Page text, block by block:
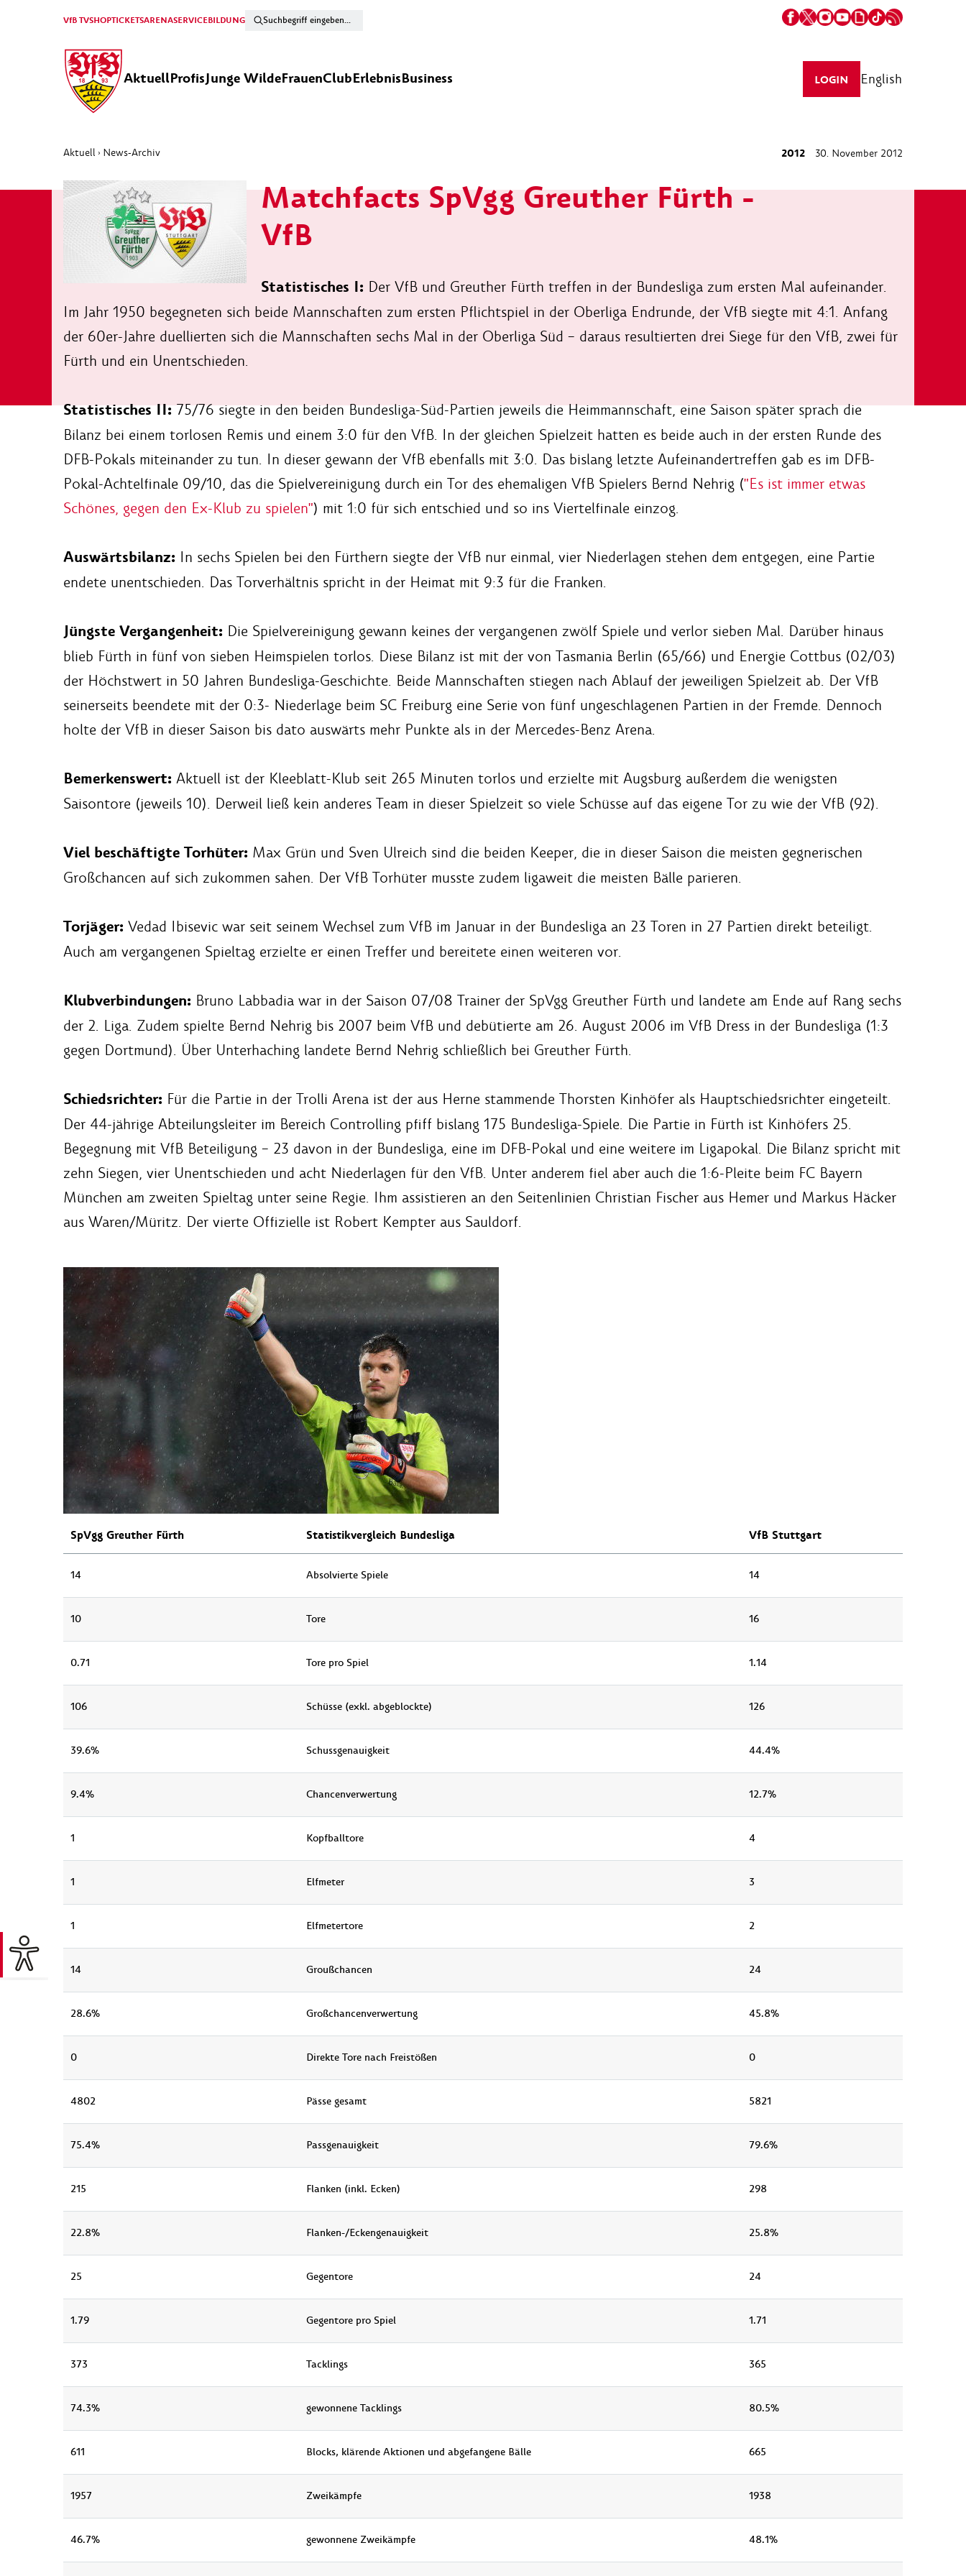
VfB TVSHOPTICKETSARENASERVICEBILDUNG
AktuellProfisJunge WildeFrauenClubErlebnisBusiness LOGIN English
Aktuell › News-Archiv 2012 30. November 2012
Matchfacts SpVgg Greuther Fürth -
VfB
Statistisches I: Der VfB und Greuther Fürth treffen in der Bundesliga zum ersten Mal aufeinander.
Im Jahr 1950 begegneten sich beide Mannschaften zum ersten Pflichtspiel in der Oberliga Endrunde, der VfB siegte mit 4:1. Anfang
der 60er-Jahre duellierten sich die Mannschaften sechs Mal in der Oberliga Süd – daraus resultierten drei Siege für den VfB, zwei für
Fürth und ein Unentschieden.
Statistisches II:75/76 siegte in den beiden Bundesliga-Süd-Partien jeweils die Heimmannschaft, eine Saison später sprach die
Bilanz bei einem torlosen Remis und einem 3:0 für den VfB. In der gleichen Spielzeit hatten es beide auch in der ersten Runde des
DFB-Pokals miteinander zu tun. In dieser gewann der VfB ebenfalls mit 3:0. Das bislang letzte Aufeinandertreffen gab es im DFB-
Pokal-Achtelfinale 09/10, das die Spielvereinigung durch ein Tor des ehemaligen VfB Spielers Bernd Nehrig ("Es ist immer etwas
Schönes, gegen den Ex-Klub zu spielen") mit 1:0 für sich entschied und so ins Viertelfinale einzog.
Auswärtsbilanz: In sechs Spielen bei den Fürthern siegte der VfB nur einmal, vier Niederlagen stehen dem entgegen, eine Partie
endete unentschieden. Das Torverhältnis spricht in der Heimat mit 9:3 für die Franken.
Jüngste Vergangenheit: Die Spielvereinigung gewann keines der vergangenen zwölf Spiele und verlor sieben Mal. Darüber hinaus
blieb Fürth in fünf von sieben Heimspielen torlos. Diese Bilanz ist mit der von Tasmania Berlin (65/66) und Energie Cottbus (02/03)
der Höchstwert in 50 Jahren Bundesliga-Geschichte. Beide Mannschaften stiegen nach Ablauf der jeweiligen Spielzeit ab. Der VfB
seinerseits beendete mit der 0:3- Niederlage beim SC Freiburg eine Serie von fünf ungeschlagenen Partien in der Fremde. Dennoch
holte der VfB in dieser Saison bis dato auswärts mehr Punkte als in der Mercedes-Benz Arena.
Bemerkenswert: Aktuell ist der Kleeblatt-Klub seit 265 Minuten torlos und erzielte mit Augsburg außerdem die wenigsten
Saisontore (jeweils 10). Derweil ließ kein anderes Team in dieser Spielzeit so viele Schüsse auf das eigene Tor zu wie der VfB (92).
Viel beschäftigte Torhüter: Max Grün und Sven Ulreich sind die beiden Keeper, die in dieser Saison die meisten gegnerischen
Großchancen auf sich zukommen sahen. Der VfB Torhüter musste zudem ligaweit die meisten Bälle parieren.
Torjäger: Vedad Ibisevic war seit seinem Wechsel zum VfB im Januar in der Bundesliga an 23 Toren in 27 Partien direkt beteiligt.
Auch am vergangenen Spieltag erzielte er einen Treffer und bereitete einen weiteren vor.
Klubverbindungen: Bruno Labbadia war in der Saison 07/08 Trainer der SpVgg Greuther Fürth und landete am Ende auf Rang sechs
der 2. Liga. Zudem spielte Bernd Nehrig bis 2007 beim VfB und debütierte am 26. August 2006 im VfB Dress in der Bundesliga (1:3
gegen Dortmund). Über Unterhaching landete Bernd Nehrig schließlich bei Greuther Fürth.
Schiedsrichter: Für die Partie in der Trolli Arena ist der aus Herne stammende Thorsten Kinhöfer als Hauptschiedsrichter eingeteilt.
Der 44-jährige Abteilungsleiter im Bereich Controlling pfiff bislang 175 Bundesliga-Spiele. Die Partie in Fürth ist Kinhöfers 25.
Begegnung mit VfB Beteiligung – 23 davon in der Bundesliga, eine im DFB-Pokal und eine weitere im Ligapokal. Die Bilanz spricht mit
zehn Siegen, vier Unentschieden und acht Niederlagen für den VfB. Unter anderem fiel aber auch die 1:6-Pleite beim FC Bayern
München am zweiten Spieltag unter seine Regie. Ihm assistieren an den Seitenlinien Christian Fischer aus Hemer und Markus Häcker
aus Waren/Müritz. Der vierte Offizielle ist Robert Kempter aus Sauldorf.
SpVgg Greuther Fürth Statistikvergleich Bundesliga VfB Stuttgart
14 Absolvierte Spiele 14
10 Tore 16
0.71 Tore pro Spiel 1.14
106 Schüsse (exkl. abgeblockte) 126
39.6% Schussgenauigkeit 44.4%
9.4% Chancenverwertung 12.7%
1 Kopfballtore 4
1 Elfmeter 3
1 Elfmetertore 2
14 Groußchancen 24
28.6% Großchancenverwertung 45.8%
0 Direkte Tore nach Freistößen 0
4802 Pässe gesamt 5821
75.4% Passgenauigkeit 79.6%
215 Flanken (inkl. Ecken) 298
22.8% Flanken-/Eckengenauigkeit 25.8%
25 Gegentore 24
1.79 Gegentore pro Spiel 1.71
373 Tacklings 365
74.3% gewonnene Tacklings 80.5%
611 Blocks, klärende Aktionen und abgefangene Bälle 665
1957 Zweikämpfe 1938
46.7% gewonnene Zweikämpfe 48.1%